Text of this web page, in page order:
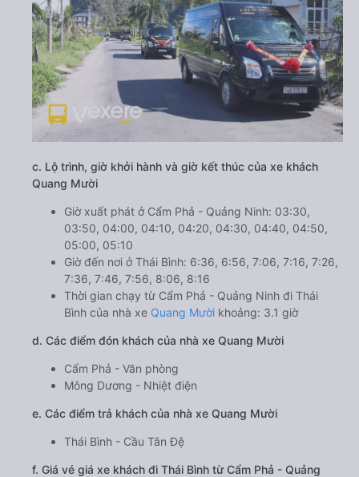
c. Lộ trình, giờ khởi hành và giờ kết thúc của xe khách
Quang Mười
Giờ xuất phát ở Cẩm Phả - Quảng Ninh: 03:30,
03:50, 04:00, 04:10, 04:20, 04:30, 04:40, 04:50,
05:00, 05:10
Giờ đến nơi ở Thái Bình: 6:36, 6:56, 7:06, 7:16, 7:26,
7:36, 7:46, 7:56, 8:06, 8:16
Thời gian chạy từ Cẩm Phả - Quảng Ninh đi Thái
Bình của nhà xe Quang Mười khoảng: 3.1 giờ
d. Các điểm đón khách của nhà xe Quang Mười
Cẩm Phả - Văn phòng
Mông Dương - Nhiệt điện
e. Các điểm trả khách của nhà xe Quang Mười
Thái Bình - Cầu Tân Đệ
f. Giá vé giá xe khách đi Thái Bình từ Cẩm Phả - Quảng